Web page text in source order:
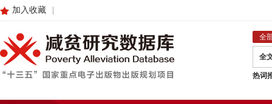
加入收藏
全
全
热词